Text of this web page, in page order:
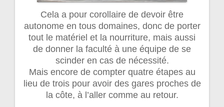
Cela a pour corollaire de devoir être
autonome en tous domaines, donc de porter
tout le matériel et la nourriture, mais aussi
de donner la faculté à une équipe de se
scinder en cas de nécessité.
Mais encore de compter quatre étapes au
lieu de trois pour avoir des gares proches de
la côte, à l’aller comme au retour.